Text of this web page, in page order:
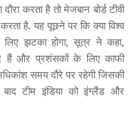
करता है तो मेजबान बोर्ड टीवी
है. यह पूछने पर कि क्या विश्व
झटका होगा, सूत्र ने कहा,
हैं और प्रशंसकों के लिए काफी
समय दौरे पर रहेगी जिसकी
टीम इंडिया को इंग्लैंड और